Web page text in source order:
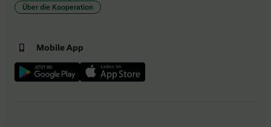
Über die Kooperation
Mobile App